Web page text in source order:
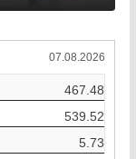
07.08.2026
467.48
539.52
5.73